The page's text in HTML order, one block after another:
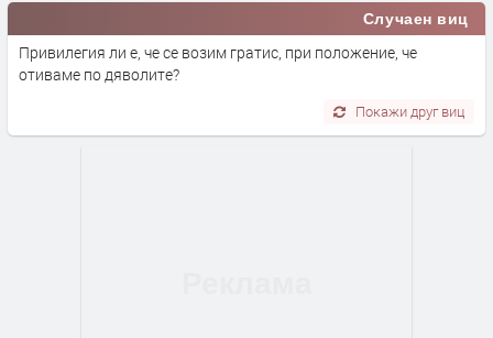
Случаен виц
Привилегия ли е, че се возим гратис, при положение, че
отиваме по дяволите?
Покажи друг виц